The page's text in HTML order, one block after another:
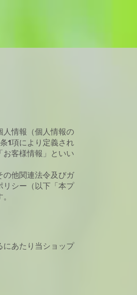
人情報（個人情報の
1項により定義され
お客様情報」といい
の他関連法令及びガ
シー（以下「本プ
あたり当ショップ